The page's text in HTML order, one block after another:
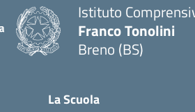
Istituto
Franco Tonolini
Breno (BS)
La Scuola